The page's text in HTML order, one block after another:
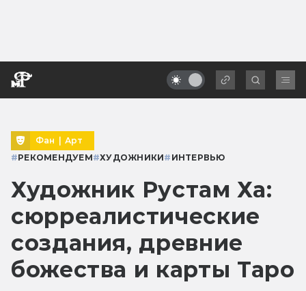
Фан | Арт
#РЕКОМЕНДУЕМ#ХУДОЖНИКИ# ИНТЕРВЬЮ
Художник Рустам Ха:
сюрреалистические
создания, древние
божества и карты Таро